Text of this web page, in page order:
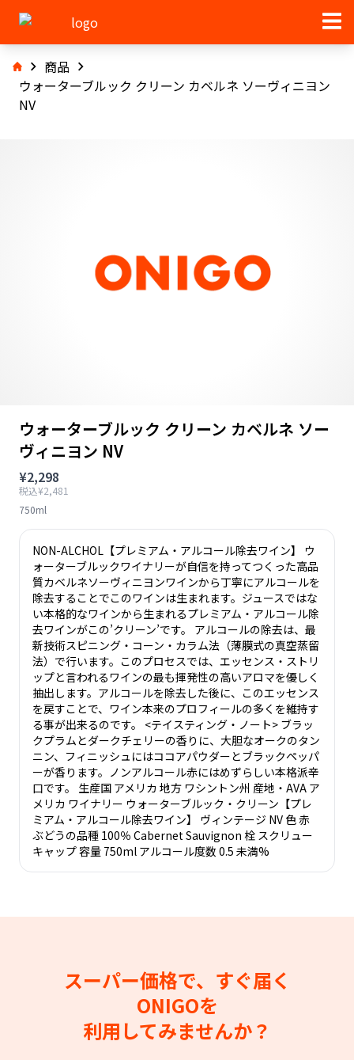
商品
ウォーターブルック クリーン カベルネ ソーヴィニヨン
NV
ウォーターブルック クリーン カベルネ ソー
ヴィニヨン NV
¥2,298
税込¥2,481
750ml
NON-ALCHOL【プレミアム・アルコール除去ワイン】 ウ
ォーターブルックワイナリーが自信を持ってつくった高品
質カベルネソーヴィニヨンワインから丁寧にアルコールを
除去することでこのワインは生まれます。ジュースではな
い本格的なワインから生まれるプレミアム・アルコール除
去ワインがこの’クリーン’です。 アルコールの除去は、最
新技術スピニング・コーン・カラム法（薄膜式の真空蒸留
法）で行います。このプロセスでは、エッセンス・ストリ
ップと言われるワインの最も揮発性の高いアロマを優しく
抽出します。アルコールを除去した後に、このエッセンス
を戻すことで、ワイン本来のプロフィールの多くを維持す
る事が出来るのです。 <テイスティング・ノート> ブラッ
クプラムとダークチェリーの香りに、大胆なオークのタン
ニン、フィニッシュにはココアパウダーとブラックペッパ
ーが香ります。ノンアルコール赤にはめずらしい本格派辛
口です。 生産国 アメリカ 地方 ワシントン州 産地・AVA ア
メリカ ワイナリー ウォーターブルック・クリーン【プレ
ミアム・アルコール除去ワイン】 ヴィンテージ NV 色 赤
ぶどうの品種 100％ Cabernet Sauvignon 栓 スクリュー
キャップ 容量 750ml アルコール度数 0.5 未満%
スーパー価格で、すぐ届く
ONIGOを
利用してみませんか？